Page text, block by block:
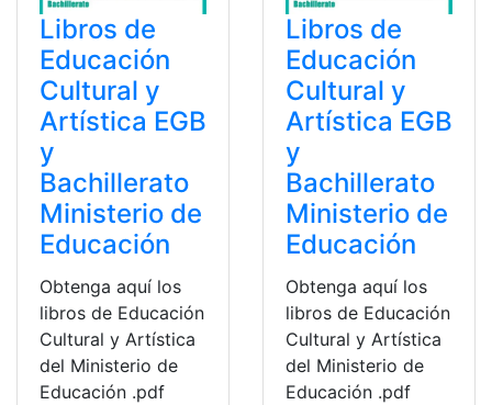
Libros de
Educación
Cultural y
Artística EGB
y
Bachillerato
Ministerio de
Educación
Obtenga aquí los
libros de Educación
Cultural y Artística
del Ministerio de
Educación .pdf
Libros de
Educación
Cultural y
Artística EGB
y
Bachillerato
Ministerio de
Educación
Obtenga aquí los
libros de Educación
Cultural y Artística
del Ministerio de
Educación .pdf